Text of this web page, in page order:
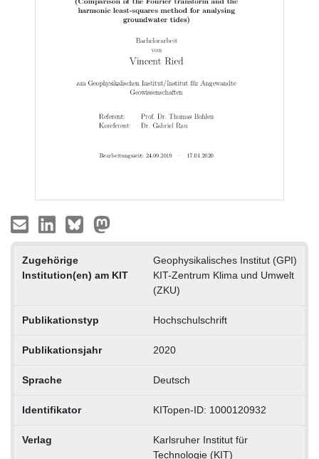
Zugehörige
Institution(en) am KIT
Geophysikalisches Institut (GPI)
KIT-Zentrum Klima und Umwelt
(ZKU)
Publikationstyp Hochschulschrift
Publikationsjahr 2020
Sprache Deutsch
Identifikator KITopen-ID: 1000120932
Verlag
Karlsruher Institut für
Technologie (KIT)